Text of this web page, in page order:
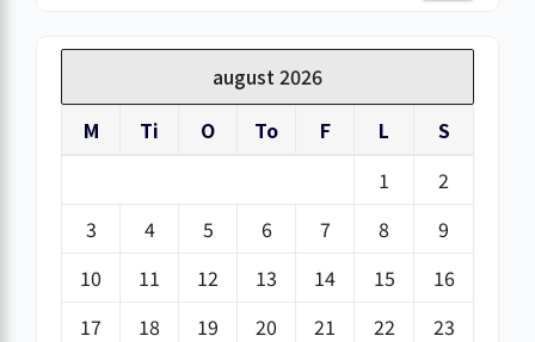
august 2026
M
Ti O To F L
S
1
2
3
4 5 6 7 8
9
10
11 12 13 14 15
16
17
18 19 20 21 22
23